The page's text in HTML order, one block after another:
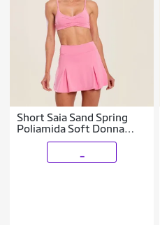
Short Saia Sand Spring
Poliamida Soft Donna
Carioca